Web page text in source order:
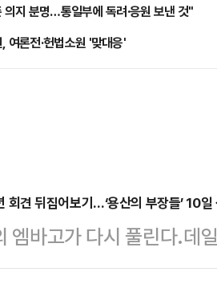
지 분명…통일부에 독려·응원 보낸 것"
론전·헌법소원 '맞대응'
회견 뒤집어보기…‘용산의 부장들’ 10일
엠바고가 다시 풀린다.데
해제’가 10일(수) 오전